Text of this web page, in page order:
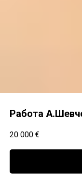
Работа
20 000 €